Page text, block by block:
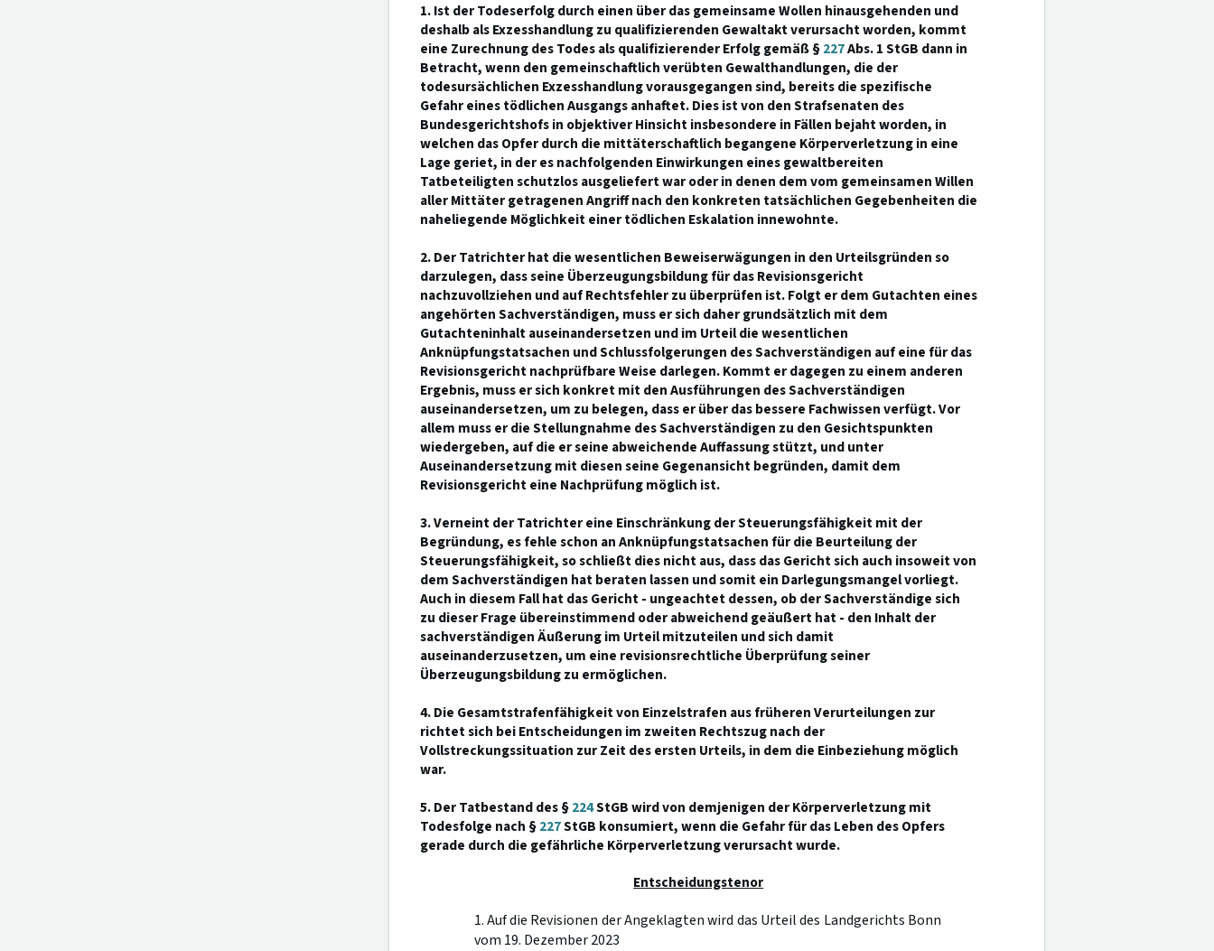
1. Ist der Todeserfolg durch einen über das gemeinsame Wollen hinausgehenden und
deshalb als Exzesshandlung zu qualifizierenden Gewaltakt verursacht worden, kommt
eine Zurechnung des Todes als qualifizierender Erfolg gemäß §227Abs. 1 StGB dann in
Betracht, wenn den gemeinschaftlich verübten Gewalthandlungen, die der
todesursächlichen Exzesshandlung vorausgegangen sind, bereits die spezifische
Gefahr eines tödlichen Ausgangs anhaftet. Dies ist von den Strafsenaten des
Bundesgerichtshofs in objektiver Hinsicht insbesondere in Fällen bejaht worden, in
welchen das Opfer durch die mittäterschaftlich begangene Körperverletzung in eine
Lage geriet, in der es nachfolgenden Einwirkungen eines gewaltbereiten
Tatbeteiligten schutzlos ausgeliefert war oder in denen dem vom gemeinsamen Willen
aller Mittäter getragenen Angriff nach den konkreten tatsächlichen Gegebenheiten die
naheliegende Möglichkeit einer tödlichen Eskalation innewohnte.
2. Der Tatrichter hat die wesentlichen Beweiserwägungen in den Urteilsgründen so
darzulegen, dass seine Überzeugungsbildung für das Revisionsgericht
nachzuvollziehen und auf Rechtsfehler zu überprüfen ist. Folgt er dem Gutachten eines
angehörten Sachverständigen, muss er sich daher grundsätzlich mit dem
Gutachteninhalt auseinandersetzen und im Urteil die wesentlichen
Anknüpfungstatsachen und Schlussfolgerungen des Sachverständigen auf eine für das
Revisionsgericht nachprüfbare Weise darlegen. Kommt er dagegen zu einem anderen
Ergebnis, muss er sich konkret mit den Ausführungen des Sachverständigen
auseinandersetzen, um zu belegen, dass er über das bessere Fachwissen verfügt. Vor
allem muss er die Stellungnahme des Sachverständigen zu den Gesichtspunkten
wiedergeben, auf die er seine abweichende Auffassung stützt, und unter
Auseinandersetzung mit diesen seine Gegenansicht begründen, damit dem
Revisionsgericht eine Nachprüfung möglich ist.
3. Verneint der Tatrichter eine Einschränkung der Steuerungsfähigkeit mit der
Begründung, es fehle schon an Anknüpfungstatsachen für die Beurteilung der
Steuerungsfähigkeit, so schließt dies nicht aus, dass das Gericht sich auch insoweit von
dem Sachverständigen hat beraten lassen und somit ein Darlegungsmangel vorliegt.
Auch in diesem Fall hat das Gericht - ungeachtet dessen, ob der Sachverständige sich
zu dieser Frage übereinstimmend oder abweichend geäußert hat - den Inhalt der
sachverständigen Äußerung im Urteil mitzuteilen und sich damit
auseinanderzusetzen, um eine revisionsrechtliche Überprüfung seiner
Überzeugungsbildung zu ermöglichen.
4. Die Gesamtstrafenfähigkeit von Einzelstrafen aus früheren Verurteilungen zur
richtet sich bei Entscheidungen im zweiten Rechtszug nach der
Vollstreckungssituation zur Zeit des ersten Urteils, in dem die Einbeziehung möglich
war.
5. Der Tatbestand des §224StGB wird von demjenigen der Körperverletzung mit
Todesfolge nach §227StGB konsumiert, wenn die Gefahr für das Leben des Opfers
gerade durch die gefährliche Körperverletzung verursacht wurde.
Entscheidungstenor
1. Auf die Revisionen der Angeklagten wird das Urteil des Landgerichts Bonn
vom 19. Dezember 2023